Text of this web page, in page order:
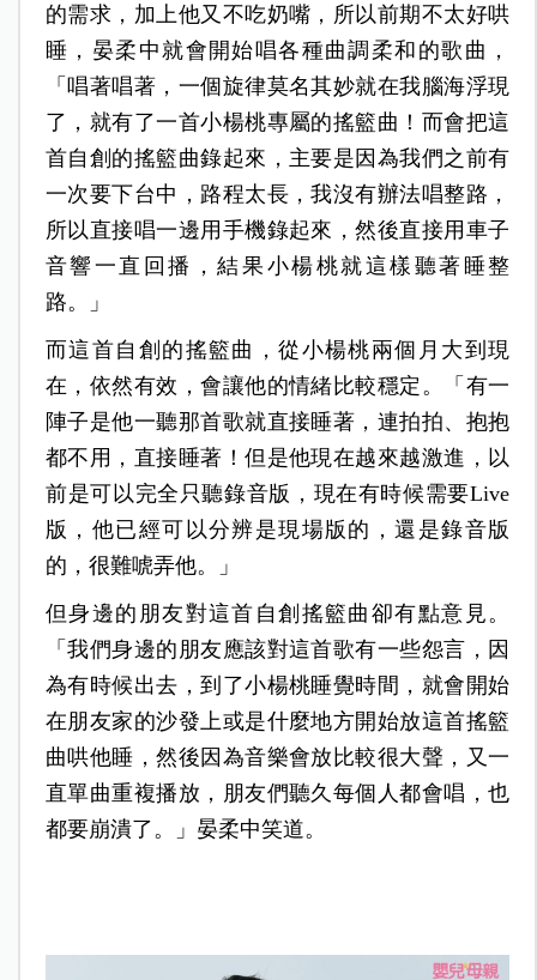
的需求，加上他又不吃奶嘴，所以前期不太好哄
睡，晏柔中就會開始唱各種曲調柔和的歌曲，
「唱著唱著，一個旋律莫名其妙就在我腦海浮現
了，就有了一首小楊桃專屬的搖籃曲！而會把這
首自創的搖籃曲錄起來，主要是因為我們之前有
一次要下台中，路程太長，我沒有辦法唱整路，
所以直接唱一邊用手機錄起來，然後直接用車子
音響一直回播，結果小楊桃就這樣聽著睡整
路。」
而這首自創的搖籃曲，從小楊桃兩個月大到現
在，依然有效，會讓他的情緒比較穩定。「有一
陣子是他一聽那首歌就直接睡著，連拍拍、抱抱
都不用，直接睡著！但是他現在越來越激進，以
前是可以完全只聽錄音版，現在有時候需要Live
版，他已經可以分辨是現場版的，還是錄音版
的，很難唬弄他。」
但身邊的朋友對這首自創搖籃曲卻有點意見。
「我們身邊的朋友應該對這首歌有一些怨言，因
為有時候出去，到了小楊桃睡覺時間，就會開始
在朋友家的沙發上或是什麼地方開始放這首搖籃
曲哄他睡，然後因為音樂會放比較很大聲，又一
直單曲重複播放，朋友們聽久每個人都會唱，也
都要崩潰了。」晏柔中笑道。